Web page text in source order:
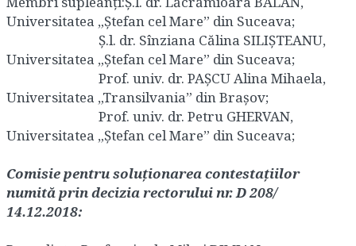
Universitatea „Ștefan cel Mare” din Suceava;
Ș.l. dr. Sînziana Călina SILIȘTEANU,
Universitatea „Ștefan cel Mare” din Suceava;
Prof. univ. dr. PAȘCU Alina Mihaela,
Universitatea „Transilvania” din Brașov;
Prof. univ. dr. Petru GHERVAN,
Universitatea „Ștefan cel Mare” din Suceava;
Comisie pentru soluționarea contestațiilor
numită prin decizia rectorului nr. D 208/
14.12.2018: